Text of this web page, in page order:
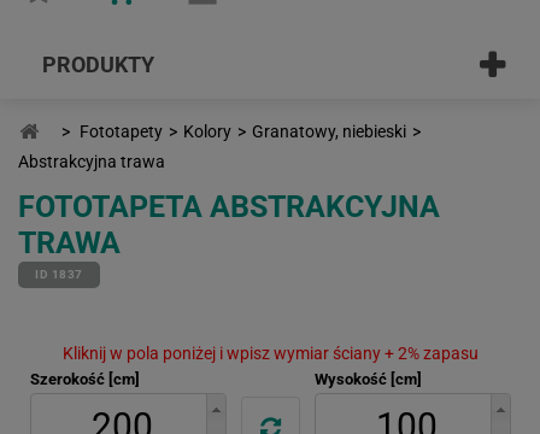
PRODUKTY
> Fototapety > Kolory > Granatowy, niebieski >
Abstrakcyjna trawa
FOTOTAPETA ABSTRAKCYJNA
TRAWA
ID 1837
Kliknij w pola poniżej i wpisz wymiar ściany + 2% zapasu
Szerokość [cm] Wysokość [cm]